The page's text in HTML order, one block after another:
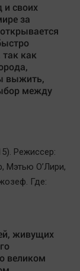
и своих
за
как
выжить,
между
Режиссер:
Мэтью О’Лири,
Где:
живущих
великом